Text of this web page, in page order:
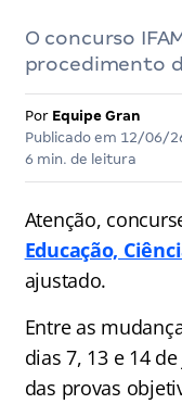
O concurso
procedimento
Por Equipe Gran
Publicado em 12/06/
6 min. de leitura
Atenção,
Educação,
ajustado.
Entre as
dias 7, 13 e 14
das provas